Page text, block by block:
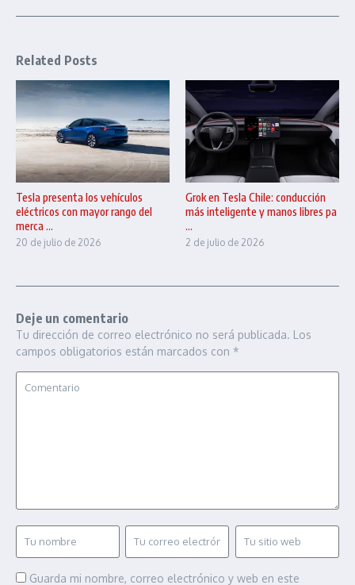
Related Posts
Tesla presenta los vehículos
eléctricos con mayor rango del
merca ...
20 de julio de 2026
Grok en Tesla Chile: conducción
más inteligente y manos libres pa
...
2 de julio de 2026
Deje un comentario
Tu dirección de correo electrónico no será publicada. Los
campos obligatorios están marcados con *
Guarda mi nombre, correo electrónico y web en este